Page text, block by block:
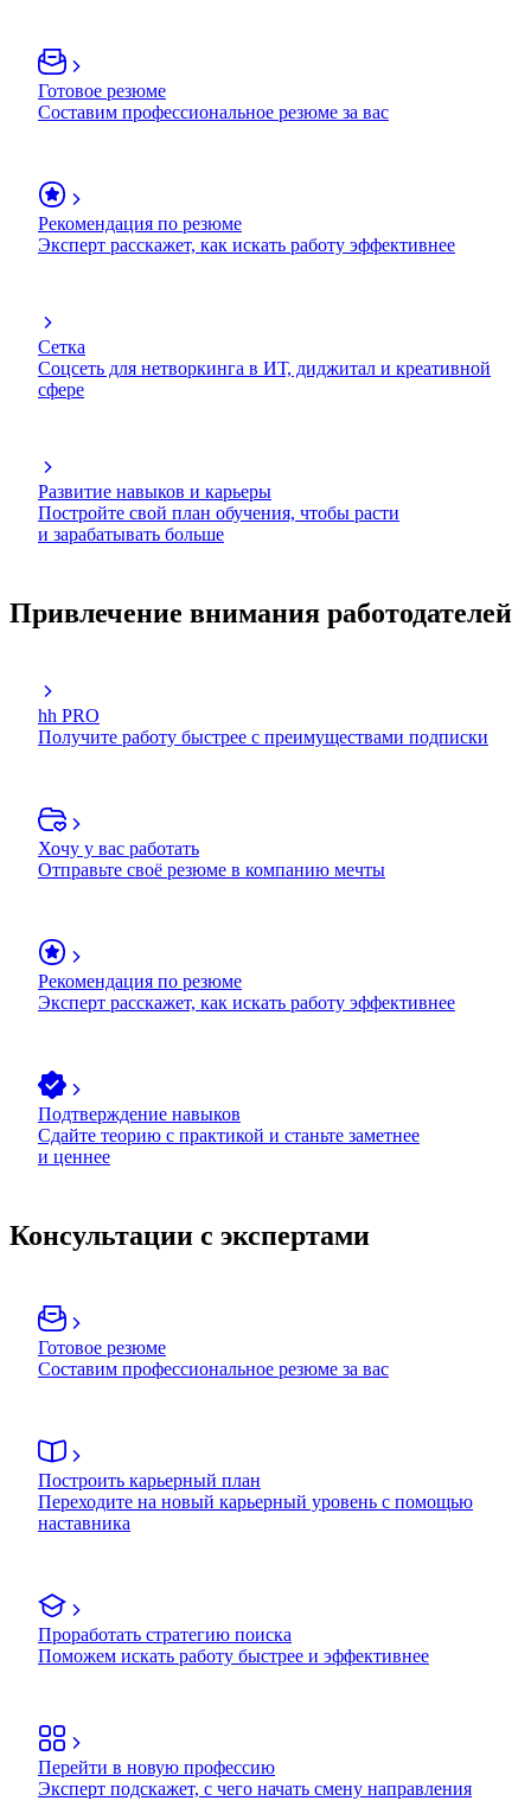
Готовое резюме
Составим профессиональное резюме за вас
Рекомендация по резюме
Эксперт расскажет, как искать работу эффективнее
Сетка
Соцсеть для нетворкинга в ИТ, диджитал и креативной
сфере
Развитие навыков и карьеры
Постройте свой план обучения, чтобы расти
и зарабатывать больше
Привлечение внимания работодателей
hh PRO
Получите работу быстрее с преимуществами подписки
Хочу у вас работать
Отправьте своё резюме в компанию мечты
Рекомендация по резюме
Эксперт расскажет, как искать работу эффективнее
Подтверждение навыков
Сдайте теорию с практикой и станьте заметнее
и ценнее
Консультации с экспертами
Готовое резюме
Составим профессиональное резюме за вас
Построить карьерный план
Переходите на новый карьерный уровень с помощью
наставника
Проработать стратегию поиска
Поможем искать работу быстрее и эффективнее
Перейти в новую профессию
Эксперт подскажет, с чего начать смену направления